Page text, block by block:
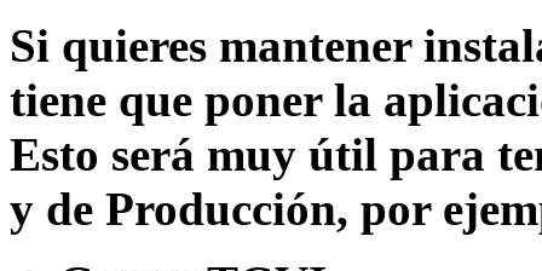
Si quieres mantener
tiene que poner la
Esto será muy útil para
y de Producción, por